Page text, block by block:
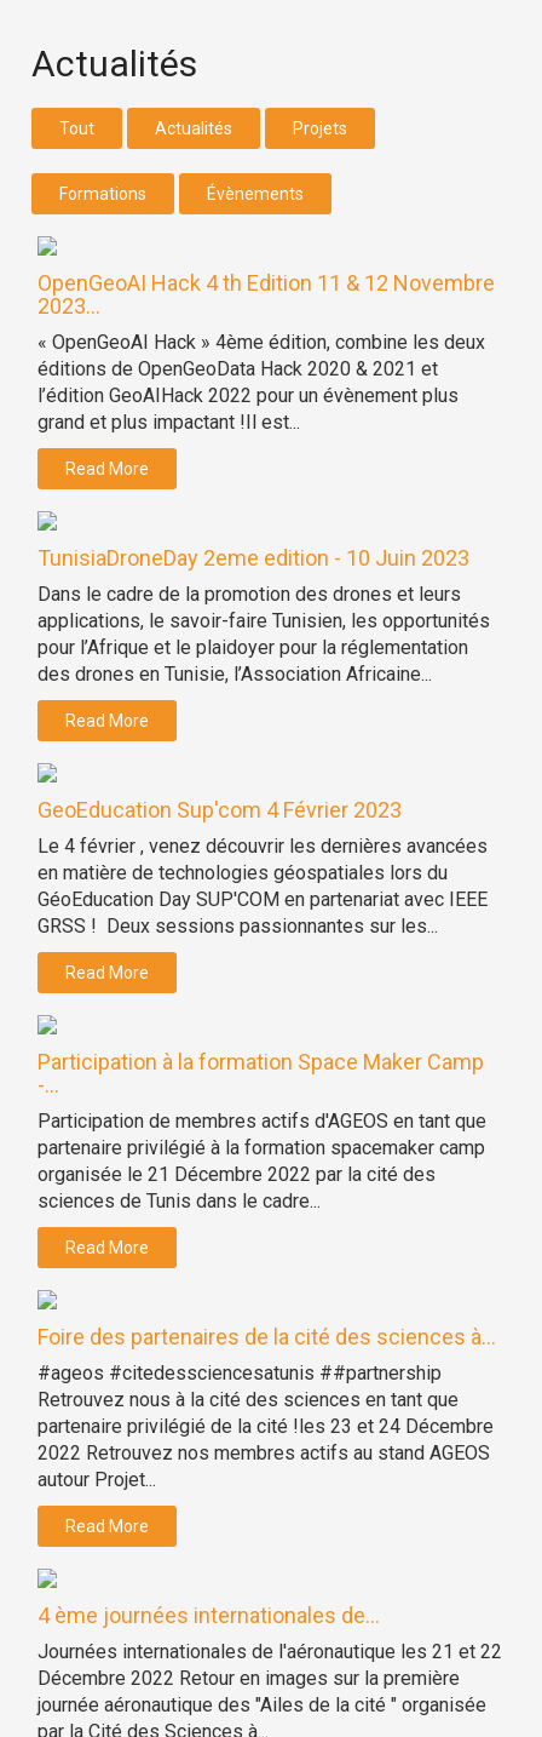
Actualités
Tout Actualités Projets
Formations Évènements
OpenGeoAI Hack 4 th Edition 11 & 12 Novembre
2023...
« OpenGeoAI Hack » 4ème édition, combine les deux
éditions de OpenGeoData Hack 2020 & 2021 et
l’édition GeoAIHack 2022 pour un évènement plus
grand et plus impactant !Il est...
Read More
TunisiaDroneDay 2eme edition - 10 Juin 2023
Dans le cadre de la promotion des drones et leurs
applications, le savoir-faire Tunisien, les opportunités
pour l’Afrique et le plaidoyer pour la réglementation
des drones en Tunisie, l’Association Africaine...
Read More
GeoEducation Sup'com 4 Février 2023
Le 4 février , venez découvrir les dernières avancées
en matière de technologies géospatiales lors du
GéoEducation Day SUP'COM en partenariat avec IEEE
GRSS ! Deux sessions passionnantes sur les...
Read More
Participation à la formation Space Maker Camp
-...
Participation de membres actifs d'AGEOS en tant que
partenaire privilégié à la formation spacemaker camp
organisée le 21 Décembre 2022 par la cité des
sciences de Tunis dans le cadre...
Read More
Foire des partenaires de la cité des sciences à...
#ageos #citedessciencesatunis ##partnership
Retrouvez nous à la cité des sciences en tant que
partenaire privilégié de la cité !les 23 et 24 Décembre
2022 Retrouvez nos membres actifs au stand AGEOS
autour Projet...
Read More
4 ème journées internationales de...
Journées internationales de l'aéronautique les 21 et 22
Décembre 2022 Retour en images sur la première
journée aéronautique des "Ailes de la cité " organisée
par la Cité des Sciences à...